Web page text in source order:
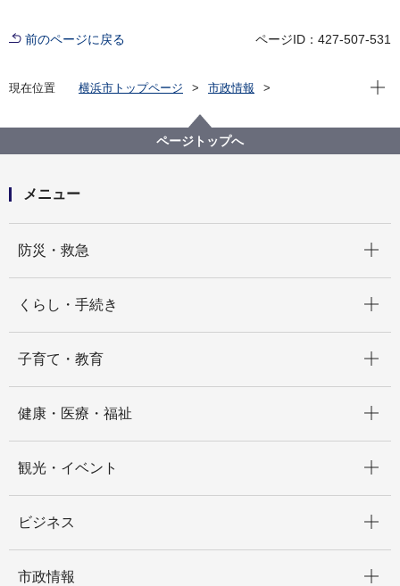
前のページに戻る ページID：427-507-531
現在位置 横浜市トップページ
市政情報
横浜ウォーター株式会社がパキスタン国ファイサラバ
ードの水道事業経営改善に貢献します！
現在
ページトップへ
メニュー
防災・救急
くらし・手続き
子育て・教育
健康・医療・福祉
観光・イベント
ビジネス
市政情報